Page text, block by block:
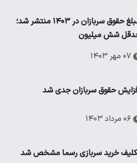
مبلغ حقوق سربازان در ۱۴۰۳ منتشر شد؛
شش میلیون
۰۷ مهر ۱۴۰۳
حقوق سربازان جدی شد
۰۶ مرداد ۱۴۰۳
خرید سربازی رسما مشخص شد